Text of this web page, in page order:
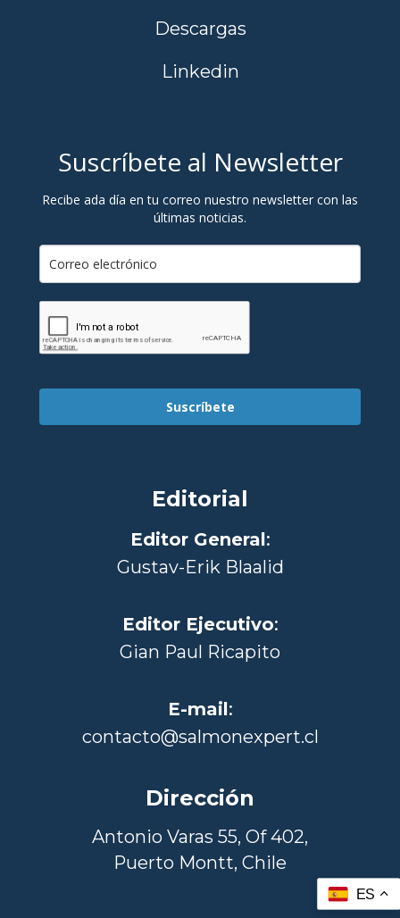
Descargas
Linkedin
Suscríbete al Newsletter
Recibe ada día en tu correo nuestro newsletter con las
últimas noticias.
Suscríbete
Editorial
Editor General:
Gustav-Erik Blaalid
Editor Ejecutivo:
Gian Paul Ricapito
E-mail:
contacto@salmonexpert.cl
Dirección
Antonio Varas 55, Of 402,
Puerto Montt, Chile
ES